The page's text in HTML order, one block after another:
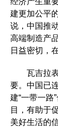
建更加公平
说，中国推
高端制造产
日益密切，
瓦吉拉表
要。中国已
建“一带一路
目，有助于
美好生活的